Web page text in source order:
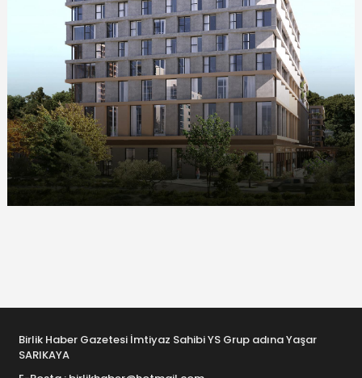
Birlik Haber Gazetesi İmtiyaz Sahibi YS Grup adına Yaşar
SARIKAYA